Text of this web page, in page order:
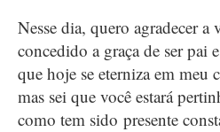
Nesse dia, quero agradecer a
concedido a graça de ser pai
que hoje se eterniza em meu
mas sei que você estará
como tem sido presente